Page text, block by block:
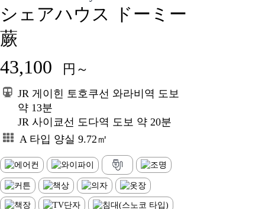
シェアハウス ドーミー
蕨
43,100 円～
JR 게이힌 토호쿠선 와라비역 도보
약 13분
JR 사이쿄선 도다역 도보 약 20분
A 타입 양실 9.72㎡